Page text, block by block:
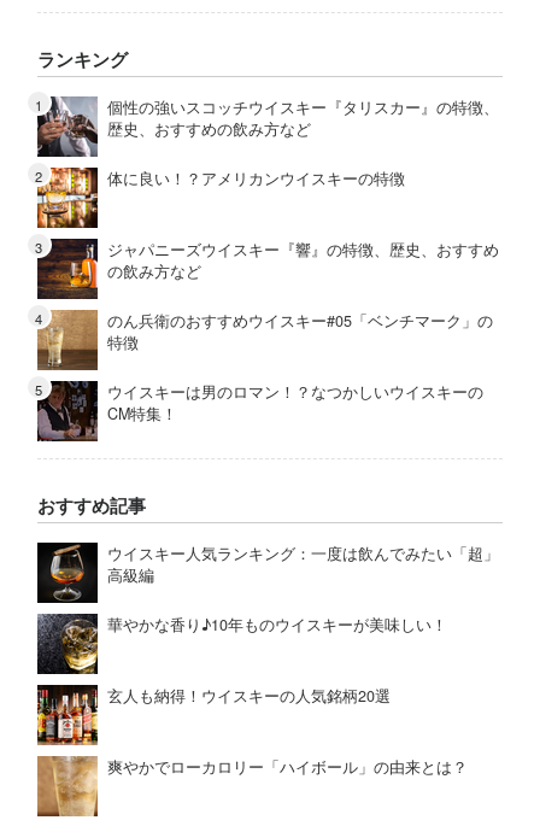
ランキング
個性の強いスコッチウイスキー『タリスカー』の特徴、
歴史、おすすめの飲み方など
体に良い！？アメリカンウイスキーの特徴
ジャパニーズウイスキー『響』の特徴、歴史、おすすめ
の飲み方など
のん兵衛のおすすめウイスキー#05「ベンチマーク」の
特徴
ウイスキーは男のロマン！？なつかしいウイスキーの
CM特集！
おすすめ記事
ウイスキー人気ランキング：一度は飲んでみたい「超」
高級編
華やかな香り♪10年ものウイスキーが美味しい！
玄人も納得！ウイスキーの人気銘柄20選
爽やかでローカロリー「ハイボール」の由来とは？